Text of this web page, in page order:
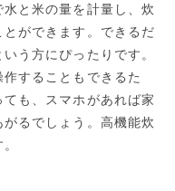
と米の量を計量し、炊
ができます。できるだ
う方にぴったりです。
することもできるた
も、スマホがあれば家
るでしょう。高機能炊